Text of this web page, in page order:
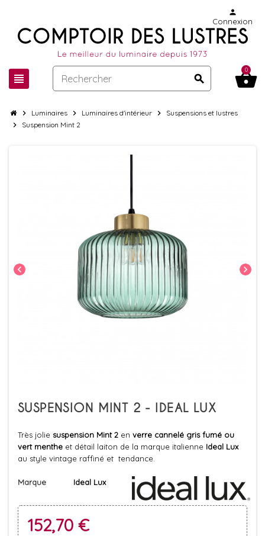
view_headline search
person
Connexion
shopping_basket
0
chevron_right Luminaires chevron_right Luminaires d'intérieur chevron_right Suspensions et lustres
chevron_right Suspension Mint 2
chevron_left chevron_right
SUSPENSION MINT 2 - IDEAL LUX
Très jolie suspension Mint 2 en verre cannelé gris fumé ou
vert menthe et détail laiton de la marque italienne Ideal Lux
au style vintage raffiné et tendance.
Marque Ideal Lux
152,70 €